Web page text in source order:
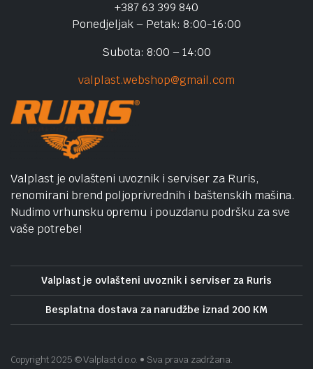
+387 63 399 840
Ponedjeljak – Petak: 8:00-16:00
Subota: 8:00 – 14:00
valplast.webshop@gmail.com
Valplast je ovlašteni uvoznik i serviser za Ruris,
renomirani brend poljoprivrednih i baštenskih mašina.
Nudimo vrhunsku opremu i pouzdanu podršku za sve
vaše potrebe!
Valplast je ovlašteni uvoznik i serviser za Ruris
Besplatna dostava za narudžbe iznad 200 KM
Copyright 2025 © Valplast d.o.o. • Sva prava zadržana.